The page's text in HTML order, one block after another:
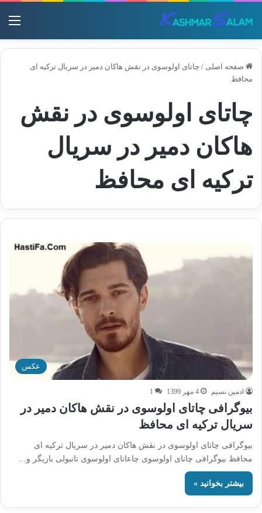
صفحه اصلی / چاتای اولوسوی در نقش هاکان دمیر در سریال ترکیه ای
محافظ
چاتای اولوسوی در نقش
هاکان دمیر در سریال
ترکیه ای محافظ
عکس
ادمین نسیم 4 مهر 1399 1
بیوگرافی چاتای اولوسوی در نقش هاکان دمیر در
سریال ترکیه ای محافظ
بیوگرافی چاتای اولوسوی در نقش هاکان دمیر در سریال ترکیه ای
محافظ بیوگرافی چاتای اولوسوی چاعاتای اولوسوی تانبولی بازیگر و…
بیشتر بخوانید »